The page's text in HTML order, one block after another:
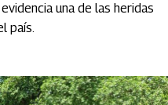
una de las heridas
país.